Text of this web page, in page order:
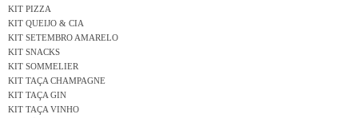
KIT PIZZA
KIT QUEIJO & CIA
KIT SETEMBRO AMARELO
KIT SNACKS
KIT SOMMELIER
KIT TAÇA CHAMPAGNE
KIT TAÇA GIN
KIT TAÇA VINHO